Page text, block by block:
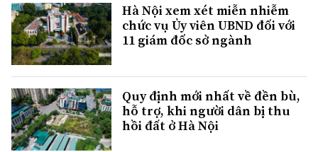
Hà Nội xem xét miễn nhiễm
chức vụ Ủy viên UBND đối với
11 giám đốc sở ngành
Quy định mới nhất về đền bù,
hỗ trợ, khi người dân bị thu
hồi đất ở Hà Nội